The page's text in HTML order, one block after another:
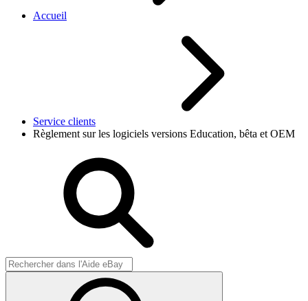
Accueil
Service clients
Règlement sur les logiciels versions Education, bêta et OEM